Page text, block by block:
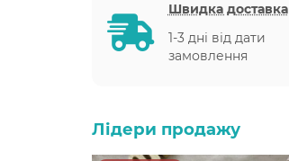
Швидка доставка
1-3 дні від дати
замовлення
Лідери продажу